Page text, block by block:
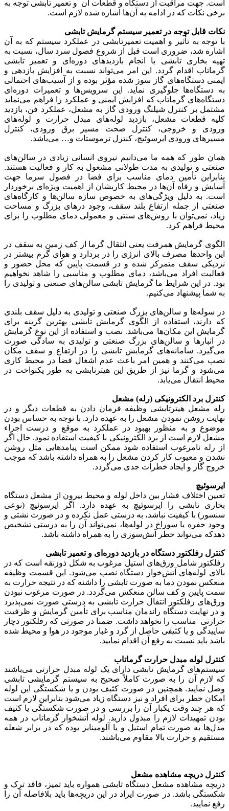
است. جهت مراقبت از دستگاه و قطعات آن و تعمیر تابشی توجه به
برخی نکات که در ادامه به آن‌ها اشاره شده لازم است.
نکات قابل توجه در تعمیر سیستم گرمایش تابشی
با توجه به تأثیر و اهمیت تعمیرتابشی در عملکرد سیستم که به آن
اشاره شد، ضروری است قبل از شروع فصول سرد سال، نسبت به
تهیه بخاری تابشی یا انجام بازدید‌های دوره‌ای و تعمیر تابشی
گرماتاب اقدام گردد. این امر می‌تواند نسبت به افزایش بازدهی و
ایمنی دستگاه‌های گاز سوز شده مؤثر بوده و از آسیب‌های احتمالی
به دستگاه‌ها جلوگیری نماید. این سرویس‌ها و تعمیرات دوره‌ای
دستگاه‌های گرماتاب که افزایش ایمنی و عملکرد را فراهم می‌نماید
مشتمل بر کنترل شیلنگ ورودی گاز به مشعل، عملکرد فن، بازدید
کلیه قطعات مشعل، بازدید لوله‌های مبدل حرارت و لوله‌های
ورودی و خروجی، کنترل صحت مسیر برق ورودی، کنترل
مسیر‌های ورودی ایرسوئیچ، کنترل ترموستات و… می‌باشد.
همان طور که همه ما می‌دانیم نیروی انسانی زیادی در سالن‌های
صنعتی و تولیدی به مدت طولانی مشغول به کار و فعالیت هستند.
بنابراین تأمین دمای مناسب برای فضا در فصول سرما جهت
آسایش و رفاه آن‌ها در محیط کاری­شان از اهمیت ویژه‌ای برخوردار
است. به دلیل ویژگی‌های به خصوص سازه سالن‌ها و کارگاه‌های
صنعتی از جمله ارتفاع بلند سقف، وجود در‌های بزرگ و مساحت
زیاد، نمی‌توان با روش‌های سنتی و معمولی دمای مطلوب را برای
محیط فراهم کرد.
الگوی گرمایش همرفت یعنی انتقال گرما از کف زمین به سقف در
این واحد‌ها مصرف بالای انرژی را در بردارد و هوای گرم بیشتر در
نزدیکی سقف متمرکز شده و در قسمت پایین که محل حضور و
فعالیت افراد می‌باشد، دمای مطلوب و مناسبی را شاهد نخواهیم
بود. در این شرایط ما گرمایش تابشی سالن‌های صنعتی و تولیدی را
به شما پیشنهاد می‌کنیم.
در سوله‌ها و سالن‌های بزرگ صنعتی و تولیدی به دلیل سقف بلندی
که دارند، استفاده از الگوی گرمایش تابشی بهترین گزینه برای
گرمایش این مکان‌ها می‌باشد. نصب و استفاده از این نوع گرمایش
در انبار‌ها و سالن‌های بزرگ صنعتی و تولیدی به سادگی صورت
می‌گیرد. سامانه‌های گرمایش تابشی را در ارتفاع و سقف مکان
نصب می‌کنند و همین امر باعث عدم اشغال فضا در محیط کاری
می‌شود و گرما نیز از طریق این هیترتابشی به طور یکنواخت در
محیط انتقال می‌یابد.
کنترل برد الکترونیکی (رله) مشعل
رله مشعل هیترتابشی وظیفه فرمان دادن به قطعات دیگر و در
نهایت روشن نمودن مشعل را به عهده دارد. با توجه به حساس بودن
موضوع و به منظور بهبود در عملکرد به موقع و درست اجراء
مشعل لازم است از برد الکترونیکی با کیفیت استفاده نمود. حال اگر
از رله نا‌مرغوب استفاده شود ممکن است پیامد‌هایی مثل روشن
نشدن و معیوب کار کردن مشعل را به همراه داشته باشد که موجب
خروج گاز و ایجاد خطرات جدی می‌گردد.
ایر‌سوئیچ
تعیین اختلاف فشار بین داخل لوله و محیط بیرون از مشعل دستگاه
بخاری تابشی را ایر‌سوئیچ به عهده دارد. اگر ایرسوئیچ (نوعی
سنسور) با کیفیت نباشد، به درستی عمل نکرده و در صورت نشتی و
وجود حفره یا سوراخ در لوله‌ها، نمی‌تواند آن را به درستی تشخیص
دهدکه می‌تواند خطر آتش‌سوزی را به همراه داشته باشد.
کنترل رفلکتور دستگاه در بازدید دوره‌ای و تعمیر تابشی
رفلکتور شامل ورق‌های استیل مرغوب به شکل ذوزنقه است که در
بالای لوله‌های آتش‌خوار دستگاه نصب می‌شود. این قسمت وظیفه
منعکس نمودن دما به صورت تابشی را داشته که در نتیجه حرارت به
سمت پایین و کف سالن منعکس می‌گردد. در صورت مرغوب نبودن
ورق‌های رفلکتور انتقال حرارت تابشی به درستی صورت نمی‌پذیرد
و در نهایت دستگاه راندمان مناسب برای تأمین گرمایش و ظرفیت
حرارتی مناسب را نخواهد داشت. ضمنا در صورتی که رفلکتور دچار
ساییدگی و یا کثیفی حاصل از گرد و غبار موجود در هوا و محیط شده
باشد باید نسبت به رفع آن اقدام نمایید.
کنترل لوله مبدل حرارت گرماتاب
سیستم‌های گرمایش تابشی دارای یک لوله مبدل حرارتی می‌باشند
که لازم آن را به صورت کاملاً صحیح به سیستم گرمایشی تابشی
وصل نمایید. همچنین در صورت کثیف بودن و یا شکستگی این لوله
امکان خطر برای افراد و نیز دستگاه زیاد می‌شود بنابراین لازم است
که هر چند وقت یکبار آن را بررسی و در صورت شکستگی یا کثیف
بودن تمهیدات لازم را مبذول دارید. لوله آتشخوار گرماتاب در همه
مدل‌ها به صورت تمام استیل و یا آلومینایز بوده که در برابر شعله
مستقیم و حرارت بالا مقاوم می‌باشند.
کنترل دریچه مشاهده مشعل
دریچه مشاهده مشعل دستگاه تابشی همواره باید تمیز، فاقد ترک و
شکستگی باشد. در صورت ایراد در این دریچه‌ها باید بلافاصله آن را
رفع نمایید.